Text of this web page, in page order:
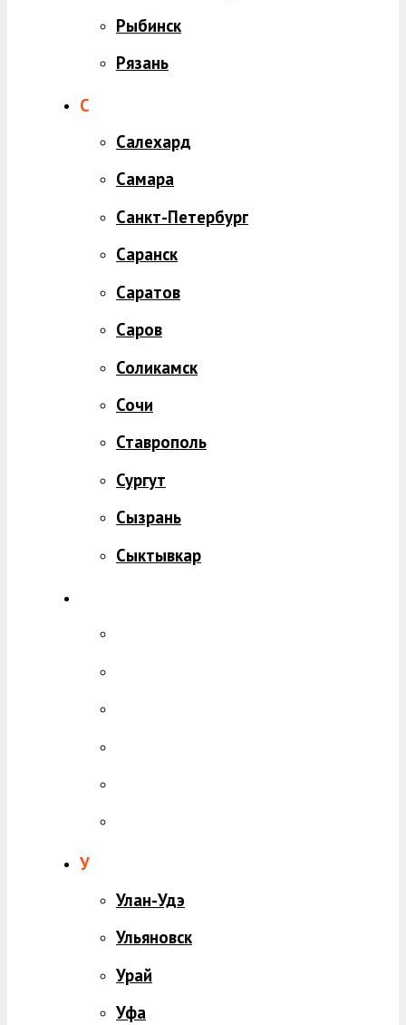
Рыбинск
Рязань
С
Салехард
Самара
Санкт-Петербург
Саранск
Саратов
Саров
Соликамск
Сочи
Ставрополь
Сургут
Сызрань
Сыктывкар
У
Улан-Удэ
Ульяновск
Урай
Уфа